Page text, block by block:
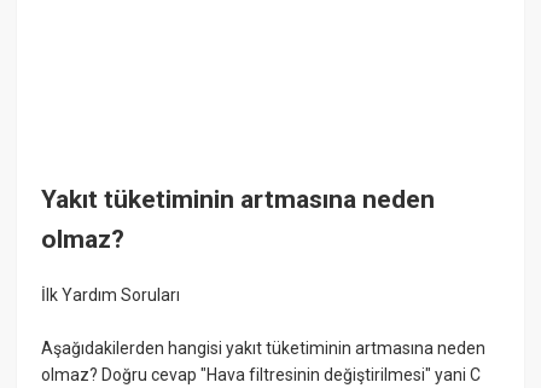
Yakıt tüketiminin artmasına neden
olmaz?
İlk Yardım Soruları
Aşağıdakilerden hangisi yakıt tüketiminin artmasına neden
olmaz? Doğru cevap "Hava filtresinin değiştirilmesi" yani C